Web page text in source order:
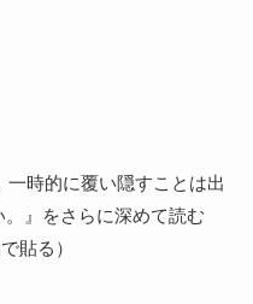
時的に覆い隠すことは出
』をさらに深めて読む
貼る）